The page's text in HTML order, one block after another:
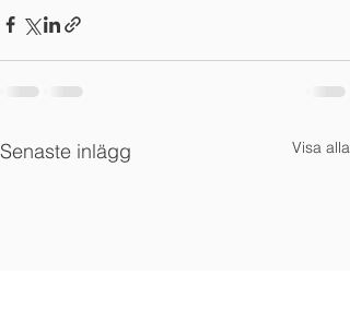
Senaste inlägg Visa alla